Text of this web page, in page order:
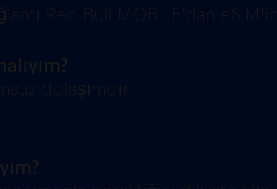
Red Bull MOBILE’dan
dolaşımdır.